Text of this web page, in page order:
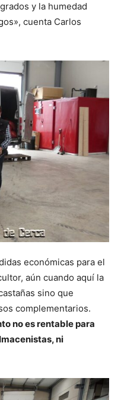
y la humedad
cuenta Carlos
económicas para el
aún cuando aquí la
sino que
complementarios.
no es rentable para
ni